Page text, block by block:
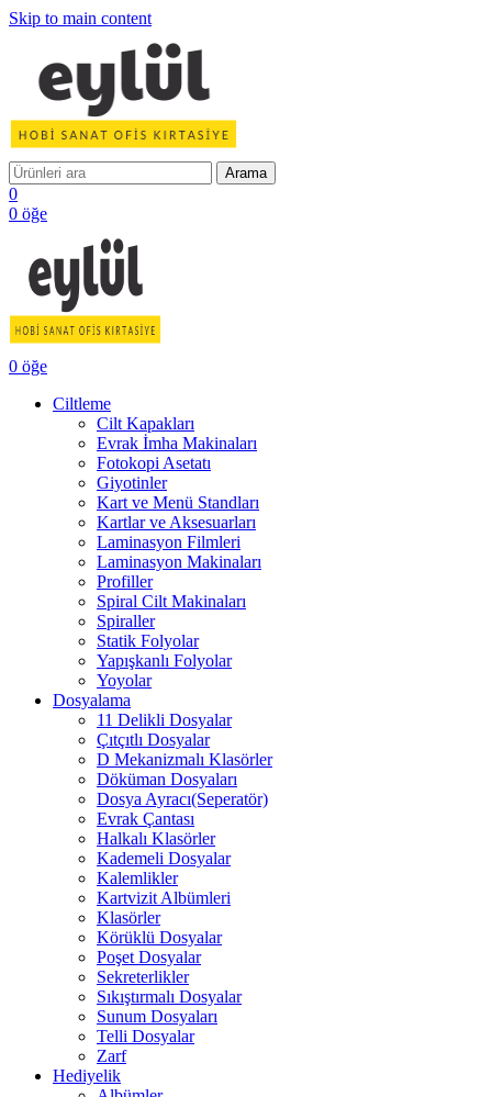
Skip to main content
Arama
0
0 öğe
0 öğe
Ciltleme
Cilt Kapakları
Evrak İmha Makinaları
Fotokopi Asetatı
Giyotinler
Kart ve Menü Standları
Kartlar ve Aksesuarları
Laminasyon Filmleri
Laminasyon Makinaları
Profiller
Spiral Cilt Makinaları
Spiraller
Statik Folyolar
Yapışkanlı Folyolar
Yoyolar
Dosyalama
11 Delikli Dosyalar
Çıtçıtlı Dosyalar
D Mekanizmalı Klasörler
Döküman Dosyaları
Dosya Ayracı(Seperatör)
Evrak Çantası
Halkalı Klasörler
Kademeli Dosyalar
Kalemlikler
Kartvizit Albümleri
Klasörler
Körüklü Dosyalar
Poşet Dosyalar
Sekreterlikler
Sıkıştırmalı Dosyalar
Sunum Dosyaları
Telli Dosyalar
Zarf
Hediyelik